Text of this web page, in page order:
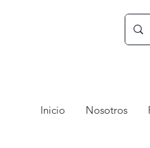
Inicio Nosotros